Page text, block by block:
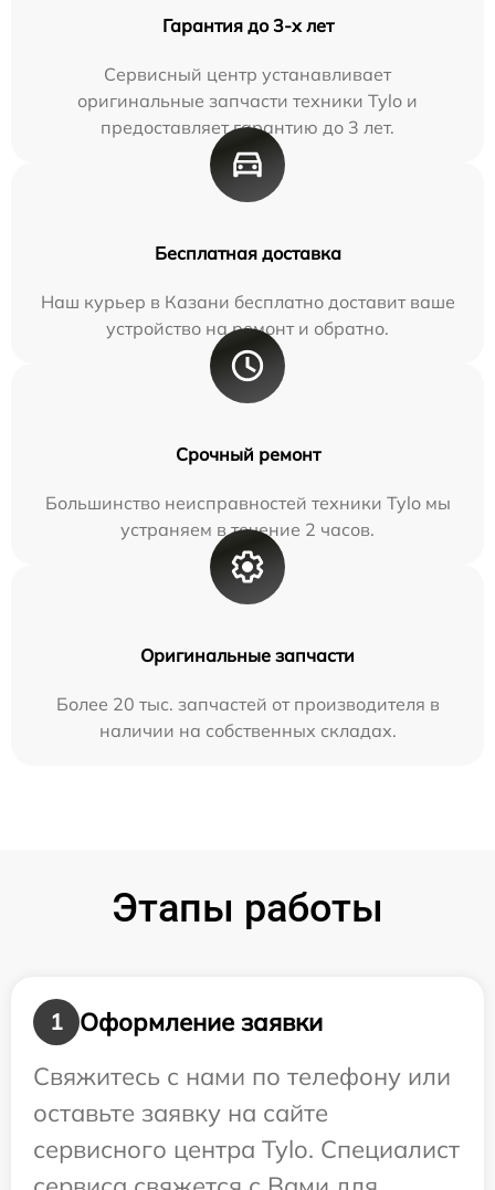
Гарантия до 3-х лет
Сервисный центр устанавливает
оригинальные запчасти техники Tylo и
предоставляет гарантию до 3 лет.
Бесплатная доставка
Наш курьер в Казани бесплатно доставит ваше
устройство на ремонт и обратно.
Срочный ремонт
Большинство неисправностей техники Tylo мы
устраняем в течение 2 часов.
Оригинальные запчасти
Более 20 тыс. запчастей от производителя в
наличии на собственных складах.
Этапы работы
1
Оформление заявки
Свяжитесь с нами по телефону или
оставьте заявку на сайте
сервисного центра Tylo. Специалист